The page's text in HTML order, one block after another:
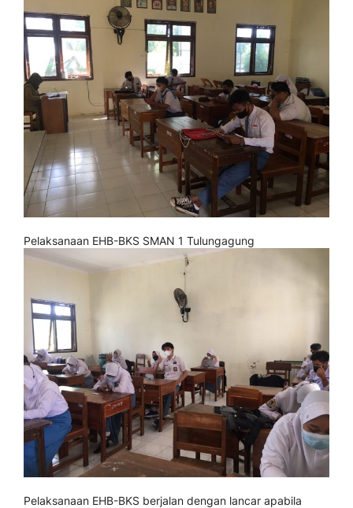
Pelaksanaan EHB-BKS SMAN 1 Tulungagung
Pelaksanaan EHB-BKS berjalan dengan lancar apabila